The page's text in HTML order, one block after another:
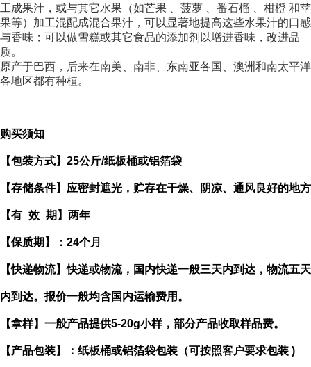
工成果汁，或与其它水果（如芒果 菠萝 番石榴 柑橙 和苹
果等）加工混配成混合果汁，可以显著地提高这些水果汁的口感
与香味；可以做雪糕或其它食品的添加剂以增进香味，改进品
质。
原产于巴西，后来在南美、南非、东南亚各国、澳洲和南太平洋
各地区都有种植。
购买须知
【包装方式】 25公斤/纸板桶或铝箔袋
【存储条件】应密封遮光，贮存在干燥、阴凉、通风良好的地方
【有 效 期】两年
【保质期】： 24个月
【快递物流】快递或物流，国内快递一般三天内到达，物流五天
内到达。报价一般均含国内运输费用。
【拿样】一般产品提供5-20g小样，部分产品收取样品费。
【产品包装】：纸板桶或铝箔袋包装（可按照客户要求包装 )